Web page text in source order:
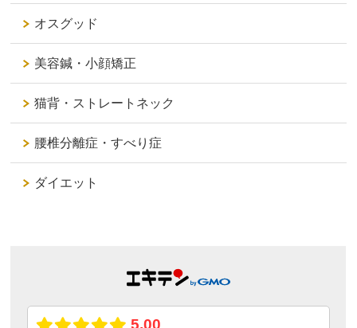
オスグッド
美容鍼・小顔矯正
猫背・ストレートネック
腰椎分離症・すべり症
ダイエット